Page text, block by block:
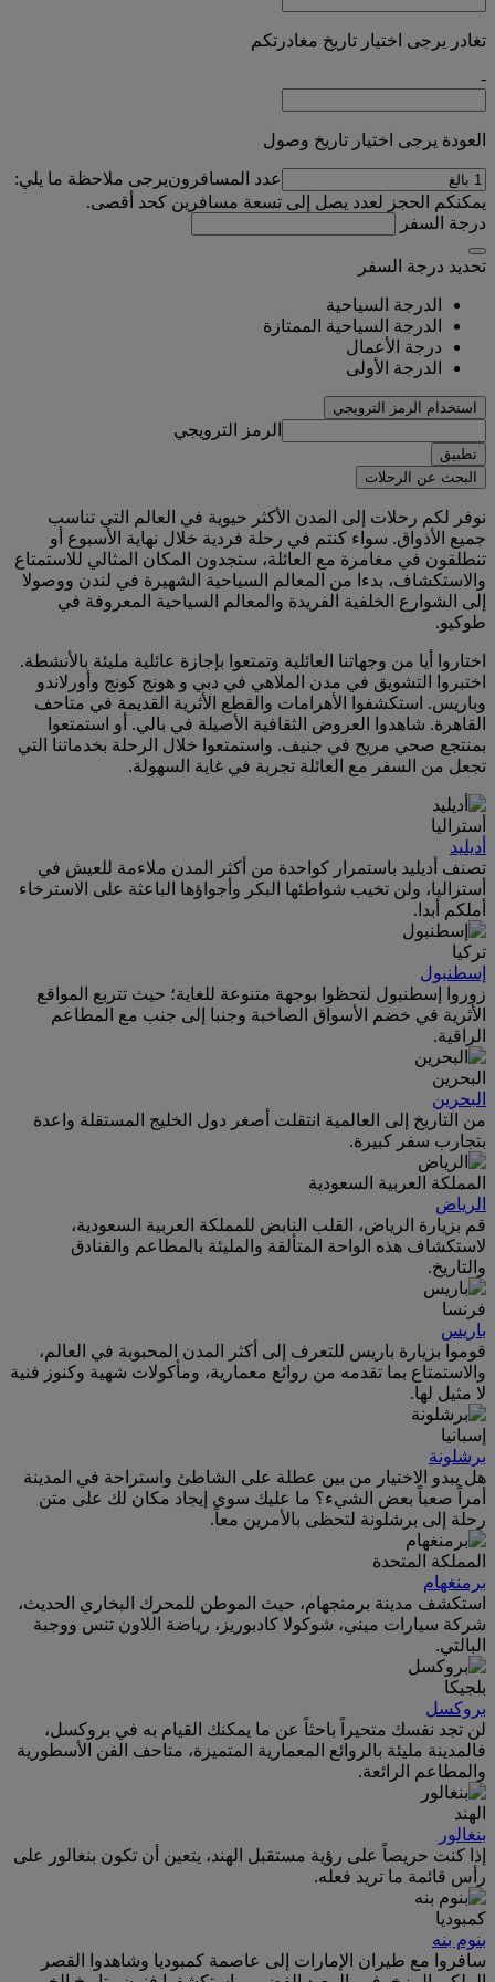
تغادر يرجى اختيار تاريخ مغادرتكم
-
العودة يرجى اختيار تاريخ وصول
عدد المسافرونيرجى ملاحظة ما يلي:
يمكنكم الحجز لعدد يصل إلى تسعة مسافرين كحد أقصى.
درجة السفر
تحديد درجة السفر
الدرجة السياحية
الدرجة السياحية الممتازة
درجة الأعمال
الدرجة الأولى
استخدام الرمز الترويجي
الرمز الترويجي
تطبيق
البحث عن الرحلات
نوفر لكم رحلات إلى المدن الأكثر حيوية في العالم التي تناسب
جميع الأذواق. سواء كنتم في رحلة فردية خلال نهاية الأسبوع أو
تنطلقون في مغامرة مع العائلة، ستجدون المكان المثالي للاستمتاع
والاستكشاف، بدءا من المعالم السياحية الشهيرة في لندن ووصولا
إلى الشوارع الخلفية الفريدة والمعالم السياحية المعروفة في
طوكيو.
اختاروا أيا من وجهاتنا العائلية وتمتعوا بإجازة عائلية مليئة بالأنشطة.
اختبروا التشويق في مدن الملاهي في دبي و هونج كونج وأورلاندو
وباريس. استكشفوا الأهرامات والقطع الأثرية القديمة في متاحف
القاهرة. شاهدوا العروض الثقافية الأصيلة في بالي. أو استمتعوا
بمنتجع صحي مريح في جنيف. واستمتعوا خلال الرحلة بخدماتنا التي
تجعل من السفر مع العائلة تجربة في غاية السهولة.
أستراليا
أديليد
تصنف أديليد باستمرار كواحدة من أكثر المدن ملاءمة للعيش في
أستراليا، ولن تخيب شواطئها البكر وأجواؤها الباعثة على الاسترخاء
أملكم أبدا.
تركيا
إسطنبول
زوروا إسطنبول لتحظوا بوجهة متنوعة للغاية؛ حيث تتربع المواقع
الأثرية في خضم الأسواق الصاخبة وجنبا إلى جنب مع المطاعم
الراقية.
البحرين
البحرين
من التاريخ إلى العالمية انتقلت أصغر دول الخليج المستقلة واعدة
بتجارب سفر كبيرة.
المملكة العربية السعودية
الرياض
قم بزيارة الرياض، القلب النابض للمملكة العربية السعودية،
لاستكشاف هذه الواحة المتألقة والمليئة بالمطاعم والفنادق
والتاريخ.
فرنسا
باريس
قوموا بزيارة باريس للتعرف إلى أكثر المدن المحبوبة في العالم،
والاستمتاع بما تقدمه من روائع معمارية، ومأكولات شهية وكنوز فنية
لا مثيل لها.
إسبانيا
برشلونة
هل يبدو الاختيار من بين عطلة على الشاطئ واستراحة في المدينة
أمراً صعباً بعض الشيء؟ ما عليك سوى إيجاد مكان لك على متن
رحلة إلى برشلونة لتحظى بالأمرين معاً.
المملكة المتحدة
برمنغهام
استكشف مدينة برمنجهام، حيث الموطن للمحرك البخاري الحديث،
شركة سيارات ميني، شوكولا كادبوريز، رياضة اللاون تنس ووجبة
البالتي.
بلجيكا
بروكسل
لن تجد نفسك متحيراً باحثاً عن ما يمكنك القيام به في بروكسل،
فالمدينة مليئة بالروائع المعمارية المتميزة، متاحف الفن الأسطورية
والمطاعم الرائعة.
الهند
بنغالور
إذا كنت حريصاً على رؤية مستقبل الهند، يتعين أن تكون بنغالور على
رأس قائمة ما تريد فعله.
كمبوديا
بنوم بنه
سافروا مع طيران الإمارات إلى عاصمة كمبوديا وشاهدوا القصر